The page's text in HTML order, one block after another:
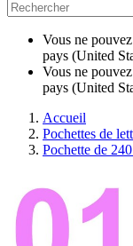
Vous ne
pays (United
Vous ne
pays (United
Accueil
Pochettes de
Pochette de